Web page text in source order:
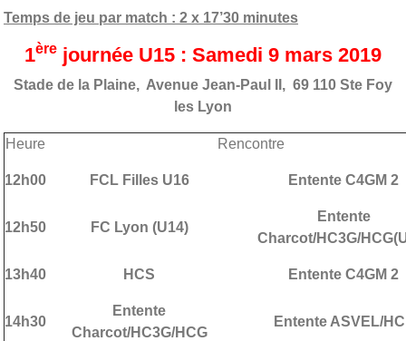
Temps de jeu par match : 2 x 17’30 minutes
1ère journée U15 : Samedi 9 mars 2019
Stade de la Plaine, Avenue Jean-Paul II, 69 110 Ste Foy
les Lyon
Heure Rencontre
12h00 FCL Filles U16 Entente C4GM 2
12h50 FC Lyon (U14)
Entente
Charcot/HC3G/HCG
13h40 HCS Entente C4GM 2
14h30
Entente
Charcot/HC3G/HCG
Entente ASVEL/